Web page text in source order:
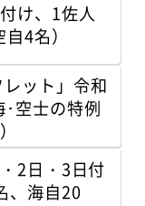
け、1佐人
4名）
レット」令和
空士の特例
2日・3日付
、海自20